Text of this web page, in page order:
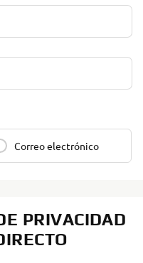
Correo electrónico
PRIVACIDAD